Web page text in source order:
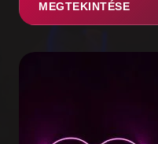
MEGTEKINTÉSE
variációja